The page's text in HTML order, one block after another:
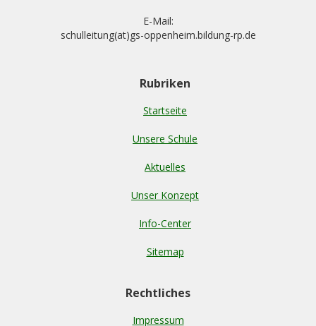
E-Mail:
schulleitung(at)gs-oppenheim.bildung-rp.de
Rubriken
Startseite
Unsere Schule
Aktuelles
Unser Konzept
Info-Center
Sitemap
Rechtliches
Impressum